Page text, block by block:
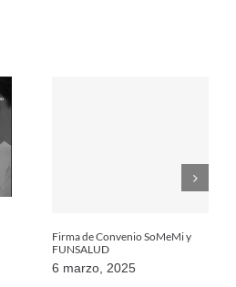
Firma de Convenio SoMeMi y
FUNSALUD
6 marzo, 2025